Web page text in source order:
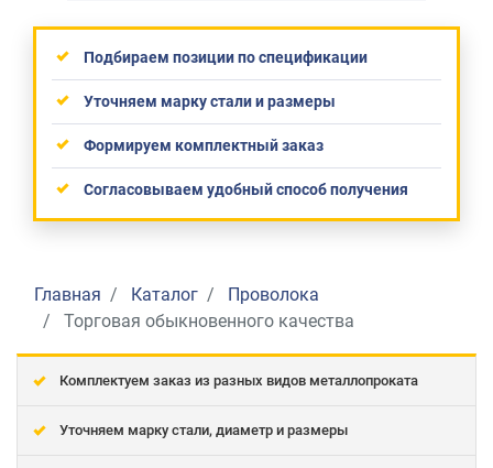
Подбираем позиции по спецификации
Уточняем марку стали и размеры
Формируем комплектный заказ
Согласовываем удобный способ получения
Главная Каталог
Проволока
Торговая обыкновенного качества
Комплектуем заказ из разных видов металлопроката
Уточняем марку стали, диаметр и размеры